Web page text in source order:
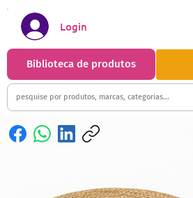
Biblioteca de produtos
Login